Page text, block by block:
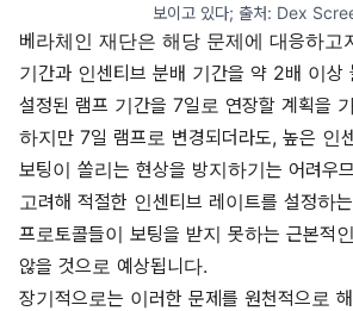
보이고 있다; 출처: Dex
베라체인 재단은 해당 문제에 대응하고
기간과 인센티브 분배 기간을 약 2배 이상
설정된 램프 기간을 7일로 연장할 계획을
하지만 7일 램프로 변경되더라도, 높은 인
보팅이 쏠리는 현상을 방지하기는 어려우
고려해 적절한 인센티브 레이트를 설정하
프로토콜들이 보팅을 받지 못하는 근본적
않을 것으로 예상됩니다.
장기적으로는 이러한 문제를 원천적으로